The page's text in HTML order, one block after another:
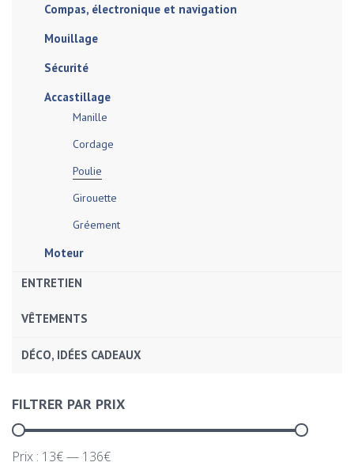
Compas, électronique et navigation
Mouillage
Sécurité
Accastillage
Manille
Cordage
Poulie
Girouette
Gréement
Moteur
ENTRETIEN
VÊTEMENTS
DÉCO, IDÉES CADEAUX
FILTRER PAR PRIX
Prix : 13€— 136€